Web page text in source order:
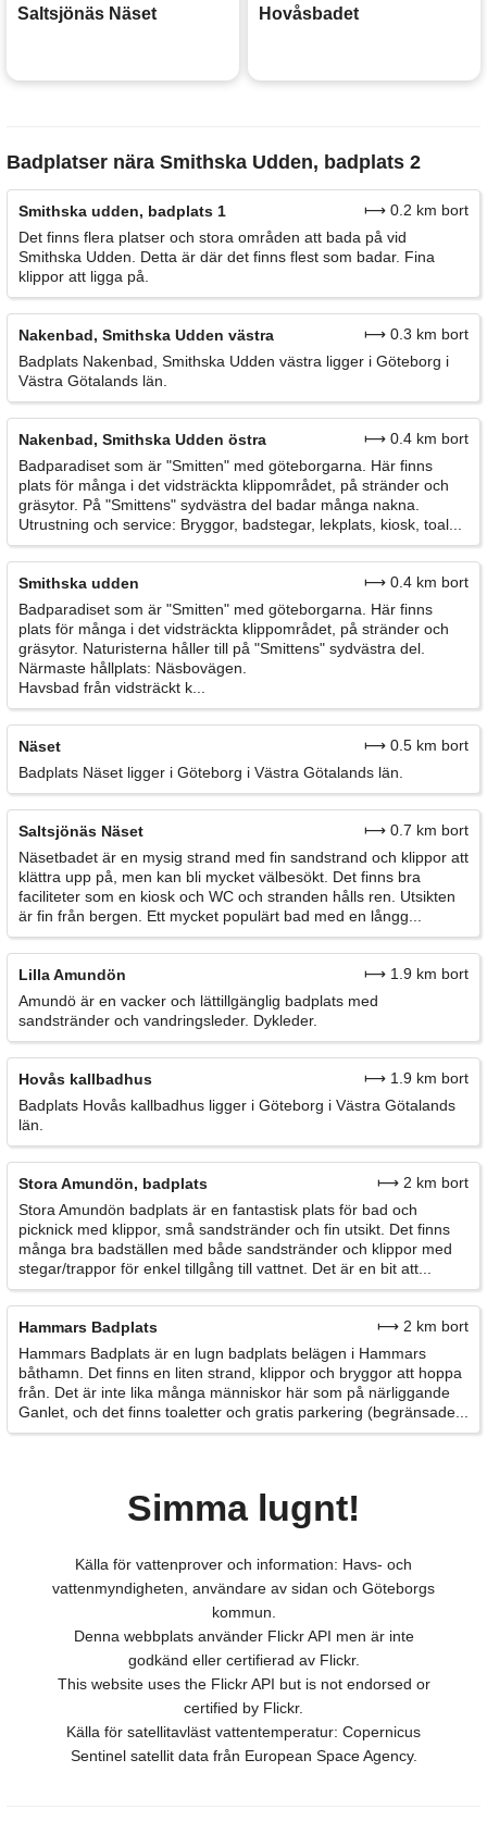
Saltsjönäs Näset Hovåsbadet
Badplatser nära Smithska Udden, badplats 2
Smithska udden, badplats 1
⟼ 0.2 km bort
Det finns flera platser och stora områden att bada på vid
Smithska Udden. Detta är där det finns flest som badar. Fina
klippor att ligga på.
Nakenbad, Smithska Udden västra
⟼ 0.3 km bort
Badplats Nakenbad, Smithska Udden västra ligger i Göteborg i
Västra Götalands län.
Nakenbad, Smithska Udden östra
⟼ 0.4 km bort
Badparadiset som är "Smitten" med göteborgarna. Här finns
plats för många i det vidsträckta klippområdet, på stränder och
gräsytor. På "Smittens" sydvästra del badar många nakna.
Utrustning och service: Bryggor, badstegar, lekplats, kiosk, toal...
Smithska udden
⟼ 0.4 km bort
Badparadiset som är "Smitten" med göteborgarna. Här finns
plats för många i det vidsträckta klippområdet, på stränder och
gräsytor. Naturisterna håller till på "Smittens" sydvästra del.
Närmaste hållplats: Näsbovägen.
Havsbad från vidsträckt k...
Näset
⟼ 0.5 km bort
Badplats Näset ligger i Göteborg i Västra Götalands län.
Saltsjönäs Näset
⟼ 0.7 km bort
Näsetbadet är en mysig strand med fin sandstrand och klippor att
klättra upp på, men kan bli mycket välbesökt. Det finns bra
faciliteter som en kiosk och WC och stranden hålls ren. Utsikten
är fin från bergen. Ett mycket populärt bad med en långg...
Lilla Amundön
⟼ 1.9 km bort
Amundö är en vacker och lättillgänglig badplats med
sandstränder och vandringsleder. Dykleder.
Hovås kallbadhus
⟼ 1.9 km bort
Badplats Hovås kallbadhus ligger i Göteborg i Västra Götalands
län.
Stora Amundön, badplats
⟼ 2 km bort
Stora Amundön badplats är en fantastisk plats för bad och
picknick med klippor, små sandstränder och fin utsikt. Det finns
många bra badställen med både sandstränder och klippor med
stegar/trappor för enkel tillgång till vattnet. Det är en bit att...
Hammars Badplats
⟼ 2 km bort
Hammars Badplats är en lugn badplats belägen i Hammars
båthamn. Det finns en liten strand, klippor och bryggor att hoppa
från. Det är inte lika många människor här som på närliggande
Ganlet, och det finns toaletter och gratis parkering (begränsade...
Simma lugnt!
Källa för vattenprover och information: Havs- och
vattenmyndigheten, användare av sidan och Göteborgs
kommun.
Denna webbplats använder Flickr API men är inte
godkänd eller certifierad av Flickr.
This website uses the Flickr API but is not endorsed or
certified by Flickr.
Källa för satellitavläst vattentemperatur: Copernicus
Sentinel satellit data från European Space Agency.